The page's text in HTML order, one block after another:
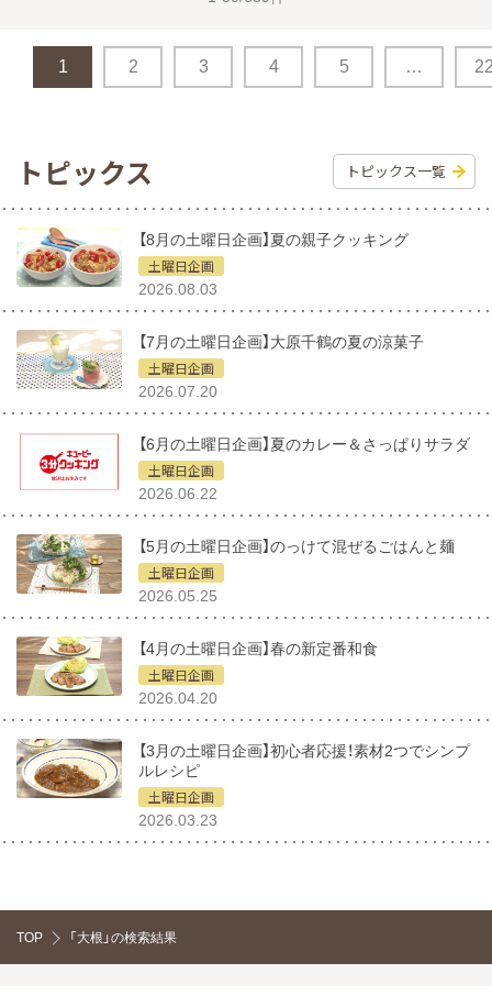
1 2 3 4 5 …
トピックス トピックス一覧
【8月の土曜日企画】夏の親子クッキング
土曜日企画
2026.08.03
【7月の土曜日企画】大原千鶴の夏の涼菓子
土曜日企画
2026.07.20
【6月の土曜日企画】夏のカレー＆さっぱりサラダ
土曜日企画
2026.06.22
【5月の土曜日企画】のっけて混ぜるごはんと麺
土曜日企画
2026.05.25
【4月の土曜日企画】春の新定番和食
土曜日企画
2026.04.20
【3月の土曜日企画】初心者応援！素材2つでシンプ
ルレシピ
土曜日企画
2026.03.23
TOP 「大根」の検索結果